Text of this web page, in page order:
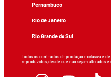
Pernambuco
Rio de Janeiro
Rio Grande do Sul
Todos os conteúdos de produção exclusiva e
reproduzidos, desde que não sejam alterados